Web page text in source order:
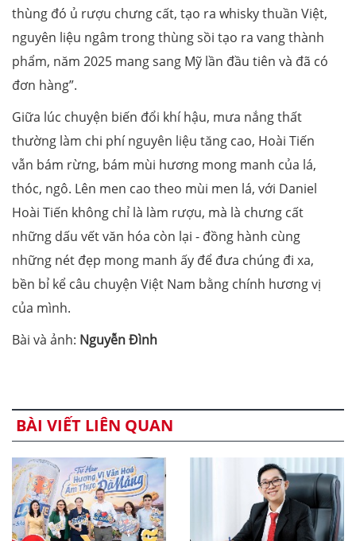
thùng đó ủ rượu chưng cất, tạo ra whisky thuần Việt,
nguyên liệu ngâm trong thùng sồi tạo ra vang thành
phẩm, năm 2025 mang sang Mỹ lần đầu tiên và đã có
đơn hàng”.
Giữa lúc chuyện biến đổi khí hậu, mưa nắng thất
thường làm chi phí nguyên liệu tăng cao, Hoài Tiến
vẫn bám rừng, bám mùi hương mong manh của lá,
thóc, ngô. Lên men cao theo mùi men lá, với Daniel
Hoài Tiến không chỉ là làm rượu, mà là chưng cất
những dấu vết văn hóa còn lại - đồng hành cùng
những nét đẹp mong manh ấy để đưa chúng đi xa,
bền bỉ kể câu chuyện Việt Nam bằng chính hương vị
của mình.
Bài và ảnh: Nguyễn Đình
BÀI VIẾT LIÊN QUAN